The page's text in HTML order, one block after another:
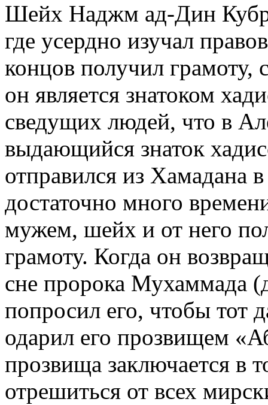
Шейх Наджм ад-Дин
где усердно изучал
концов получил
он является знатоком
сведущих людей, что в
выдающийся знаток
отправился из Хамадана
достаточно много
мужем, шейх и от него
грамоту. Когда он
сне пророка Мухаммада
попросил его, чтобы тот
одарил его прозвищем
прозвища заключается в
отрешиться от всех